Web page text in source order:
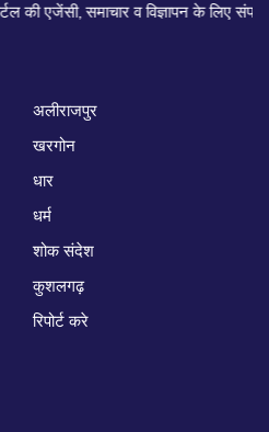
व विज्ञापन के लिए संपर्क करे... मो.
अलीराजपुर
खरगोन
धार
धर्म
शोक संदेश
कुशलगढ़
रिपोर्ट करे